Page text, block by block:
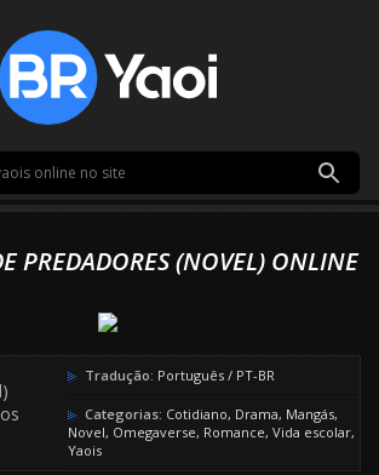
PREDADORES (NOVEL) ONLINE
Tradução: Português / PT-BR
Categorias: Cotidiano, Drama, Mangás,
Novel, Omegaverse, Romance, Vida escolar,
Yaois